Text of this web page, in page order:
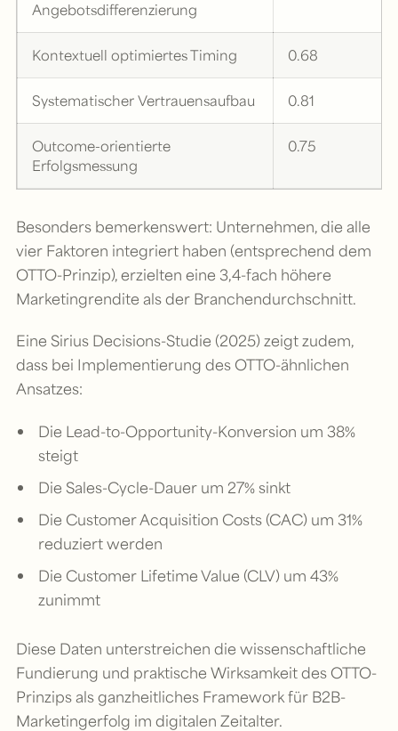
Angebotsdifferenzierung
Kontextuell optimiertes Timing 0.68
Systematischer Vertrauensaufbau 0.81
Outcome-orientierte
Erfolgsmessung
0.75
Besonders bemerkenswert: Unternehmen, die alle
vier Faktoren integriert haben (entsprechend dem
OTTO-Prinzip), erzielten eine 3,4-fach höhere
Marketingrendite als der Branchendurchschnitt.
Eine Sirius Decisions-Studie (2025) zeigt zudem,
dass bei Implementierung des OTTO-ähnlichen
Ansatzes:
Die Lead-to-Opportunity-Konversion um 38%
steigt
Die Sales-Cycle-Dauer um 27% sinkt
Die Customer Acquisition Costs (CAC) um 31%
reduziert werden
Die Customer Lifetime Value (CLV) um 43%
zunimmt
Diese Daten unterstreichen die wissenschaftliche
Fundierung und praktische Wirksamkeit des OTTO-
Prinzips als ganzheitliches Framework für B2B-
Marketingerfolg im digitalen Zeitalter.